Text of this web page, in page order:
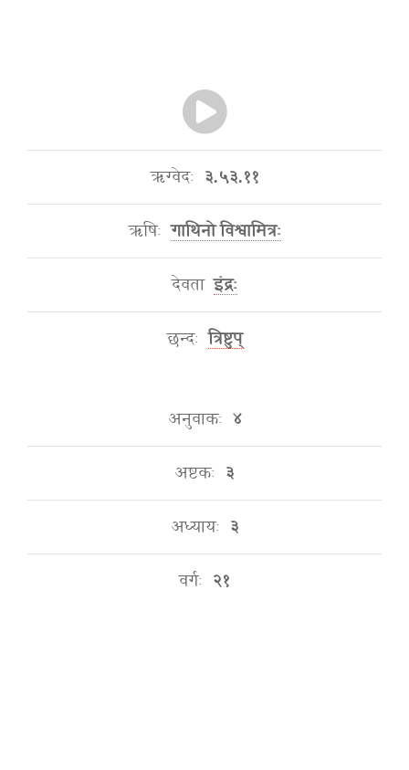
ऋग्वेदः ३.५३.११
ऋषिः गाथिनो विश्वामित्रः
देवता इंद्रः
छन्दः त्रिष्टुप्
अनुवाकः ४
अष्टकः ३
अध्यायः ३
वर्गः २१